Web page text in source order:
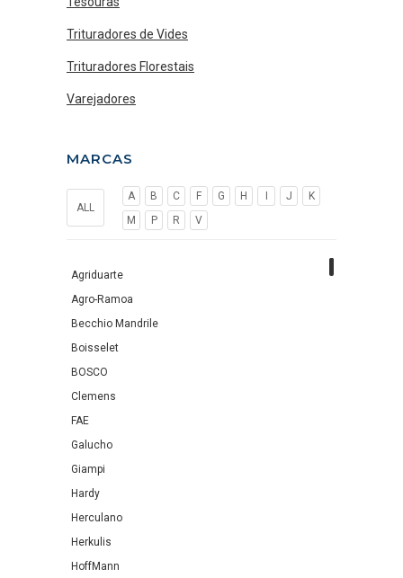
Trituradores de Vides
Trituradores Florestais
Varejadores
MARCAS
ALL
A B C F G H J
K
M
P R V
Agriduarte
Agro-Ramoa
Becchio Mandrile
Boisselet
BOSCO
Clemens
FAE
Galucho
Giampi
Hardy
Herculano
Herkulis
HoffMann